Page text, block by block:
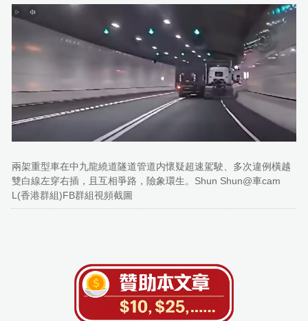
兩架重型車在中九龍繞道隧道管道内懷疑超速駕駛、多次違例橫越
雙白線左穿右插，且互相爭路，險象環生。Shun Shun@車cam
L(香港群組)FB群組視頻截圖